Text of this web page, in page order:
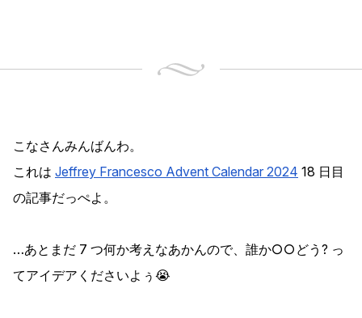
こなさんみんばんわ。
これは Jeffrey Francesco Advent Calendar 2024 18 日目
の記事だっぺよ。
…あとまだ 7 つ何か考えなあかんので、誰か○○どう? っ
てアイデアくださいよぅ😭